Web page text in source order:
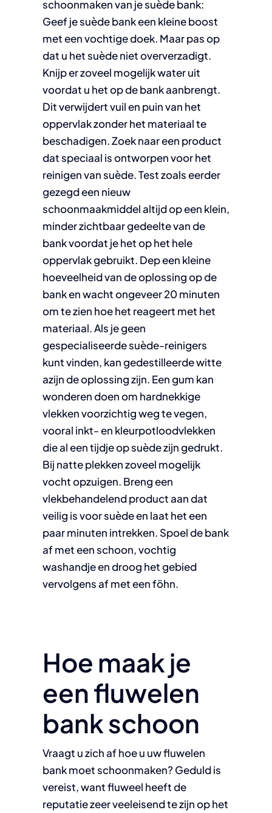
schoonmaken van je suède bank:
Geef je suède bank een kleine boost
met een vochtige doek. Maar pas op
dat u het suède niet oververzadigt.
Knijp er zoveel mogelijk water uit
voordat u het op de bank aanbrengt.
Dit verwijdert vuil en puin van het
oppervlak zonder het materiaal te
beschadigen. Zoek naar een product
dat speciaal is ontworpen voor het
reinigen van suède. Test zoals eerder
gezegd een nieuw
schoonmaakmiddel altijd op een klein,
minder zichtbaar gedeelte van de
bank voordat je het op het hele
oppervlak gebruikt. Dep een kleine
hoeveelheid van de oplossing op de
bank en wacht ongeveer 20 minuten
om te zien hoe het reageert met het
materiaal. Als je geen
gespecialiseerde suède-reinigers
kunt vinden, kan gedestilleerde witte
azijn de oplossing zijn. Een gum kan
wonderen doen om hardnekkige
vlekken voorzichtig weg te vegen,
vooral inkt- en kleurpotloodvlekken
die al een tijdje op suède zijn gedrukt.
Bij natte plekken zoveel mogelijk
vocht opzuigen. Breng een
vlekbehandelend product aan dat
veilig is voor suède en laat het een
paar minuten intrekken. Spoel de bank
af met een schoon, vochtig
washandje en droog het gebied
vervolgens af met een föhn.
Hoe maak je
een fluwelen
bank schoon
Vraagt u zich af hoe u uw fluwelen
bank moet schoonmaken? Geduld is
vereist, want fluweel heeft de
reputatie zeer veeleisend te zijn op het